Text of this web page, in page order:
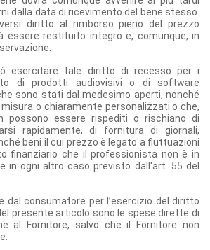
dalla data di ricevimento del bene stesso.
diritto al rimborso pieno del prezzo
essere restituito integro e, comunque, in
esercitare tale diritto di recesso per i
di prodotti audiovisivi o di software
sono stati dal medesimo aperti, nonché
o chiaramente personalizzati o che,
possono essere rispediti o rischiano di
rapidamente, di fornitura di giornali,
beni il cui prezzo è legato a fluttuazioni
finanziario che il professionista non è in
in ogni altro caso previsto dall'art. 55 del
dal consumatore per l’esercizio del diritto
presente articolo sono le spese dirette di
al Fornitore, salvo che il Fornitore non